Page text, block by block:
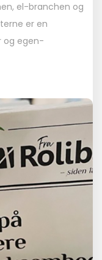
el-branchen og
er en
og egen-